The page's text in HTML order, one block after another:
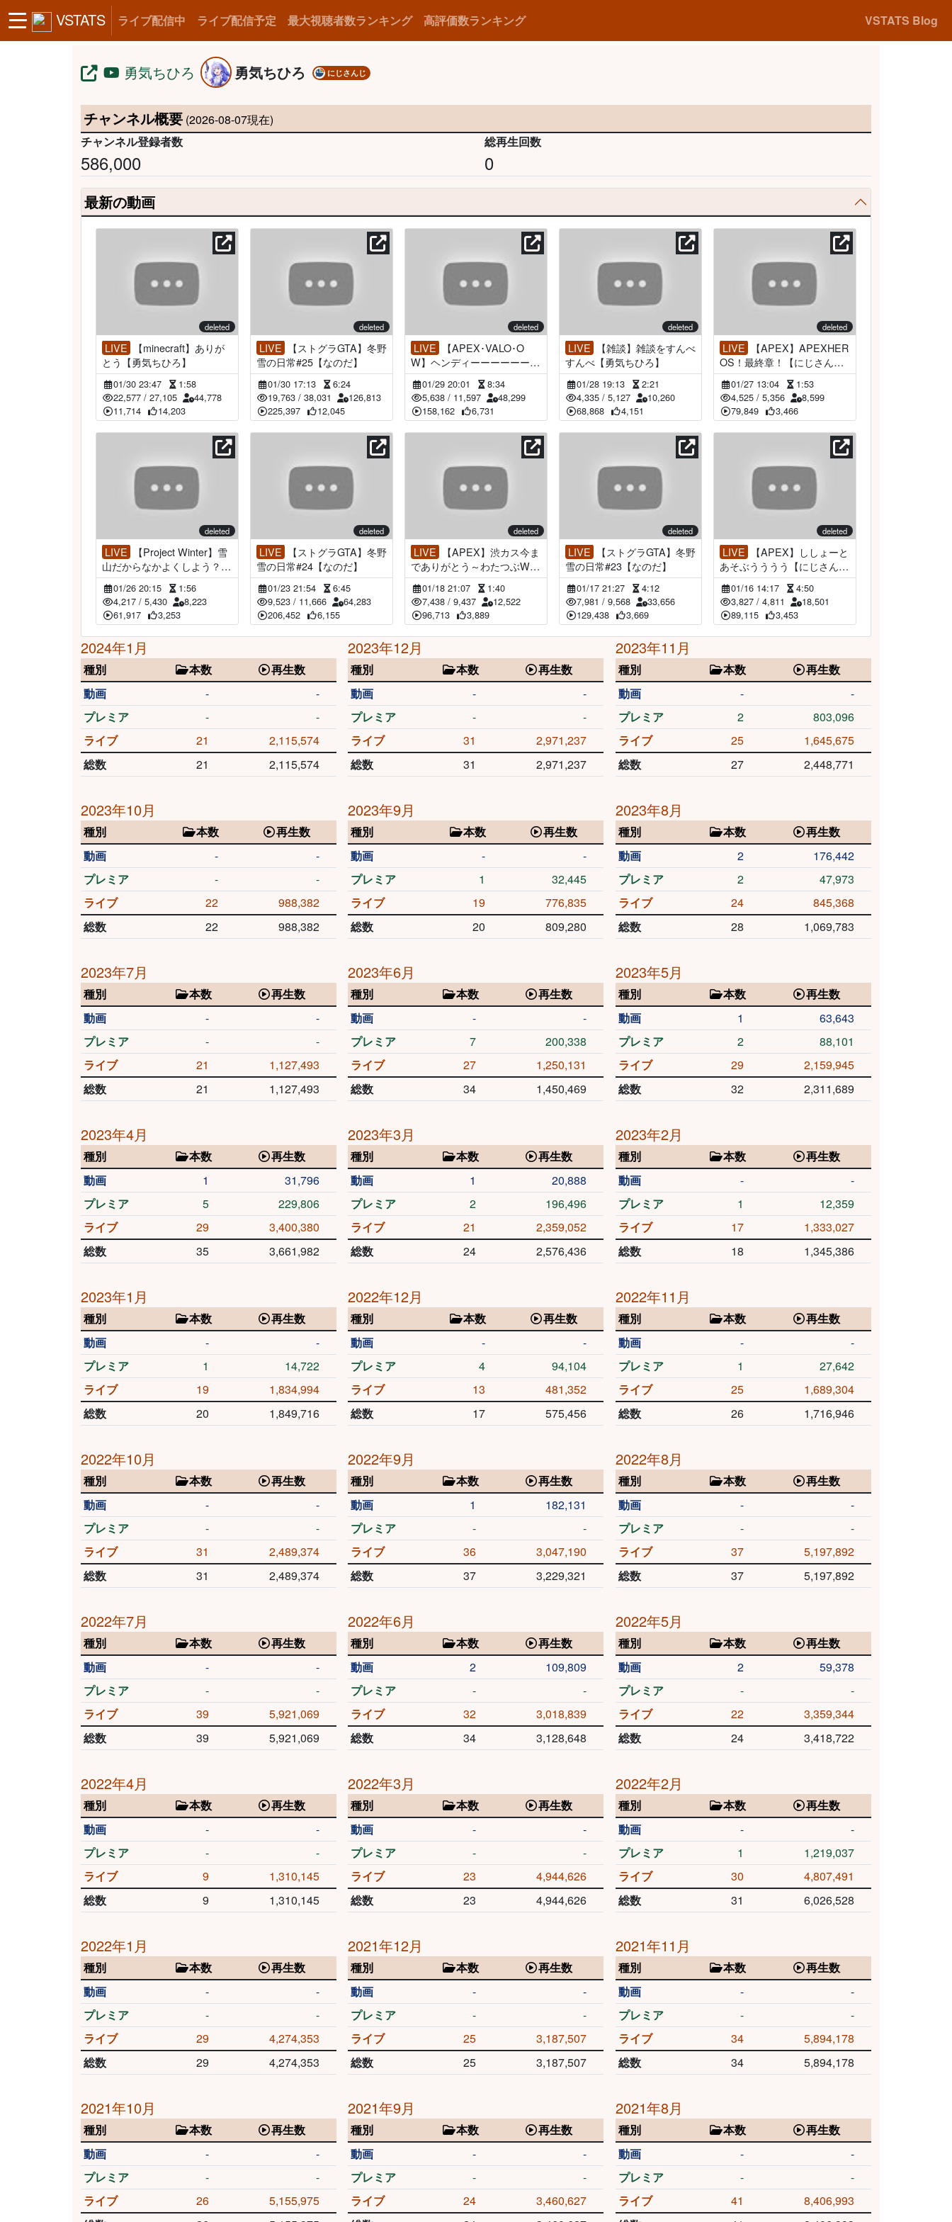
VSTATS ライブ配信中 ライブ配信予定 最大視聴者数ランキング 高評価数ランキング VSTATS Blog
勇気ちひろ 勇気ちひろ にじさんじ
チャンネル概要 (2026-08-07現在)
チャンネル登録者数
586,000
総再生回数
0
最新の動画
deleted
LIVE
とう【勇気ちひろ】
01/30 23:47
1:58
22,577 / 27,105
44,778
11,714
14,203
deleted
LIVE
雪の日常#25【なのだ】
01/30 17:13
6:24
19,763 / 38,031
126,813
225,397
12,045
deleted
LIVE
W】ヘンディーーーーーーー
ーーーーーーーーーーーーー
ーーーーーーーー【にじさん
じ/勇気ちひろ】
01/29 20:01
8:34
5,638 / 11,597
48,299
158,162
6,731
deleted
LIVE
すんべ【勇気ちひろ】
01/28 19:13
2:21
4,335 / 5,127
10,260
68,868
4,151
deleted
LIVE
OS！最終章！【にじさんじ/
勇気ちひろ】
01/27 13:04
1:53
4,525 / 5,356
8,599
79,849
3,466
deleted
LIVE
山だからなかよくしよう？
ね？【にじさんじ/勇気ちひ
ろ】01/26 20:15
1:56
4,217 / 5,430
8,223
61,917
3,253
deleted
LIVE
雪の日常#24【なのだ】
01/23 21:54
6:45
9,523 / 11,666
64,283
206,452
6,155
deleted
LIVE
でありがとう～わたつぶWIN
～【にじさんじ/勇気ちひ
ろ】01/18 21:07
1:40
7,438 / 9,437
12,522
96,713
3,889
deleted
LIVE
雪の日常#23【なのだ】
01/17 21:27
4:12
7,981 / 9,568
33,656
129,438
3,669
deleted
LIVE
あそぶうううう【にじさん
じ/勇気ちひろ】
01/16 14:17
4:50
3,827 / 4,811
18,501
89,115
3,453
2024年1月
種別 本数
再生数
動画
-
-
プレミア
-
-
ライブ
21
2,115,574
総数
21 2,115,574
2023年12月
種別 本数
再生数
動画
-
-
プレミア
-
-
ライブ
31
2,971,237
総数
31 2,971,237
2023年11月
種別 本数
再生数
動画
-
-
プレミア
2
803,096
ライブ
25
1,645,675
総数
27 2,448,771
2023年10月
種別 本数
再生数
動画
-
-
プレミア
-
-
ライブ
22
988,382
総数
22 988,382
2023年9月
種別 本数
再生数
動画
-
-
プレミア
1
32,445
ライブ
19
776,835
総数
20 809,280
2023年8月
種別 本数
再生数
動画
2
176,442
プレミア
2
47,973
ライブ
24
845,368
総数
28 1,069,783
2023年7月
種別 本数
再生数
動画
-
-
プレミア
-
-
ライブ
21
1,127,493
総数
21 1,127,493
2023年6月
種別 本数
再生数
動画
-
-
プレミア
7
200,338
ライブ
27
1,250,131
総数
34 1,450,469
2023年5月
種別 本数
再生数
動画
1
63,643
プレミア
2
88,101
ライブ
29
2,159,945
総数
32 2,311,689
2023年4月
種別 本数
再生数
動画
1
31,796
プレミア
5
229,806
ライブ
29
3,400,380
総数
35 3,661,982
2023年3月
種別 本数
再生数
動画
1
20,888
プレミア
2
196,496
ライブ
21
2,359,052
総数
24 2,576,436
2023年2月
種別 本数
再生数
動画
-
-
プレミア
1
12,359
ライブ
17
1,333,027
総数
18 1,345,386
2023年1月
種別 本数
再生数
動画
-
-
プレミア
1
14,722
ライブ
19
1,834,994
総数
20 1,849,716
2022年12月
種別 本数
再生数
動画
-
-
プレミア
4
94,104
ライブ
13
481,352
総数
17 575,456
2022年11月
種別 本数
再生数
動画
-
-
プレミア
1
27,642
ライブ
25
1,689,304
総数
26 1,716,946
2022年10月
種別 本数
再生数
動画
-
-
プレミア
-
-
ライブ
31
2,489,374
総数
31 2,489,374
2022年9月
種別 本数
再生数
動画
1
182,131
プレミア
-
-
ライブ
36
3,047,190
総数
37 3,229,321
2022年8月
種別 本数
再生数
動画
-
-
プレミア
-
-
ライブ
37
5,197,892
総数
37 5,197,892
2022年7月
種別 本数
再生数
動画
-
-
プレミア
-
-
ライブ
39
5,921,069
総数
39 5,921,069
2022年6月
種別 本数
再生数
動画
2
109,809
プレミア
-
-
ライブ
32
3,018,839
総数
34 3,128,648
2022年5月
種別 本数
再生数
動画
2
59,378
プレミア
-
-
ライブ
22
3,359,344
総数
24 3,418,722
2022年4月
種別 本数
再生数
動画
-
-
プレミア
-
-
ライブ
9
1,310,145
総数
9 1,310,145
2022年3月
種別 本数
再生数
動画
-
-
プレミア
-
-
ライブ
23
4,944,626
総数
23 4,944,626
2022年2月
種別 本数
再生数
動画
-
-
プレミア
1
1,219,037
ライブ
30
4,807,491
総数
31 6,026,528
2022年1月
種別 本数
再生数
動画
-
-
プレミア
-
-
ライブ
29
4,274,353
総数
29 4,274,353
2021年12月
種別 本数
再生数
動画
-
-
プレミア
-
-
ライブ
25
3,187,507
総数
25 3,187,507
2021年11月
種別 本数
再生数
動画
-
-
プレミア
-
-
ライブ
34
5,894,178
総数
34 5,894,178
2021年10月
種別 本数
再生数
動画
-
-
プレミア
-
-
ライブ
26
5,155,975
2021年9月
種別 本数
再生数
動画
-
-
プレミア
-
-
ライブ
24
3,460,627
2021年8月
種別 本数
再生数
動画
-
-
プレミア
-
-
ライブ
41
8,406,993